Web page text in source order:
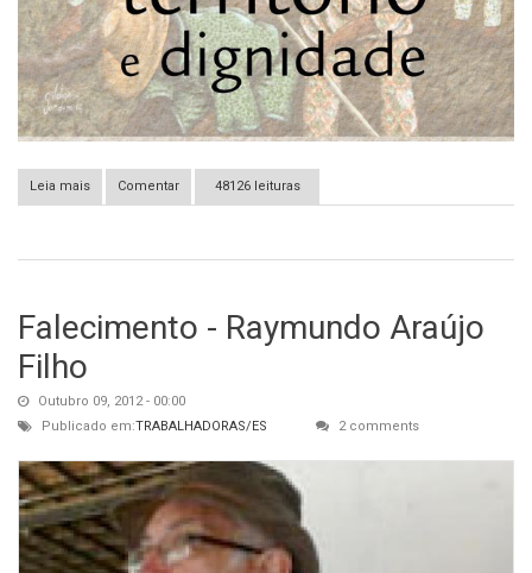
Leia mais
sobre Militantes do Encontro Unitário ocupam a praça dos Três
Poderes, em Brasília
Comentar 48126 leituras
Falecimento - Raymundo Araújo
Filho
Outubro 09, 2012 - 00:00
Publicado em:TRABALHADORAS/ES 2 comments